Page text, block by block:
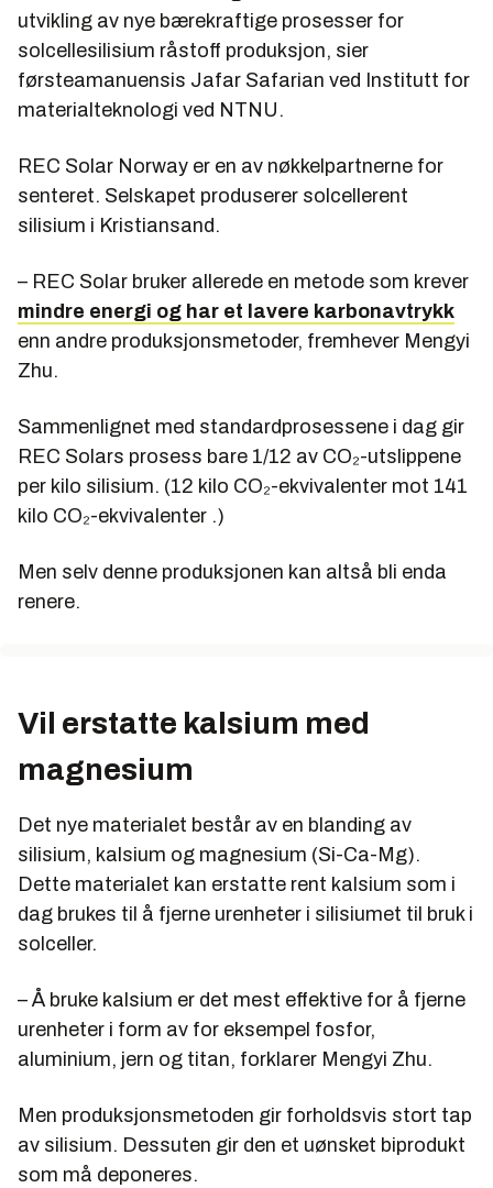
utvikling av nye bærekraftige prosesser for
solcellesilisium råstoff produksjon, sier
førsteamanuensis Jafar Safarian ved Institutt for
materialteknologi ved NTNU.
REC Solar Norway er en av nøkkelpartnerne for
senteret. Selskapet produserer solcellerent
silisium i Kristiansand.
– REC Solar bruker allerede en metode som krever
mindre energi og har et lavere karbonavtrykk
enn andre produksjonsmetoder, fremhever Mengyi
Zhu.
Sammenlignet med standardprosessene i dag gir
REC Solars prosess bare 1/12 av CO₂-utslippene
per kilo silisium. (12 kilo CO₂-ekvivalenter mot 141
kilo CO₂-ekvivalenter .)
Men selv denne produksjonen kan altså bli enda
renere.
Vil erstatte kalsium med
magnesium
Det nye materialet består av en blanding av
silisium, kalsium og magnesium (Si-Ca-Mg).
Dette materialet kan erstatte rent kalsium som i
dag brukes til å fjerne urenheter i silisiumet til bruk i
solceller.
– Å bruke kalsium er det mest effektive for å fjerne
urenheter i form av for eksempel fosfor,
aluminium, jern og titan, forklarer Mengyi Zhu.
Men produksjonsmetoden gir forholdsvis stort tap
av silisium. Dessuten gir den et uønsket biprodukt
som må deponeres.